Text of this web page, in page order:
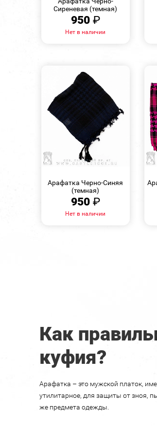
Сиреневая (темная)
950 ₽
Нет в наличии
Арафатка Черно-Синяя
(темная)
950 ₽
Нет в наличии
Как
куфия?
Арафатка – это мужской платок,
утилитарное, для защиты от зноя,
же предмета одежды.